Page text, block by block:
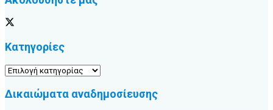
Κατηγορίες
Κατηγορίες
Δικαιώματα αναδημοσίευσης